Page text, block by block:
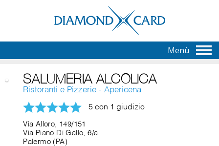
Menù
SALUMERIA ALCOLICA
Ristoranti e Pizzerie - Apericena
5 con 1 giudizio
Via Alloro, 149/151
Via Piano Di Gallo, 6/a
Palermo (PA)